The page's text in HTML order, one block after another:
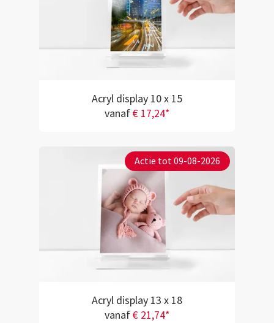
Acryl display 10 x 15
vanaf€ 17,24*
Actie tot 09-08-2026
Acryl display 13 x 18
vanaf€ 21,74*